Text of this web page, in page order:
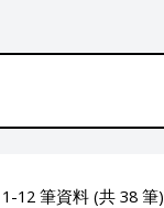
12 筆資料 (共 38 筆)